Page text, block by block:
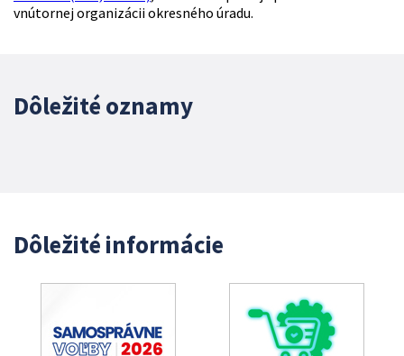
vnútornej organizácii okresného úradu.
Dôležité oznamy
Dôležité informácie